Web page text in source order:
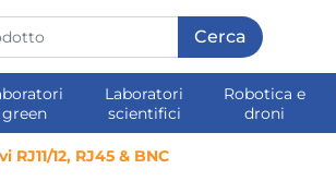
green
Laboratori
scientifici
Robotica e
droni
12, RJ45 & BNC